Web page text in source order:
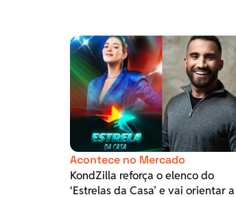
Acontece no Mercado
KondZilla reforça o elenco do
‘Estrelas da Casa’ e vai orientar a